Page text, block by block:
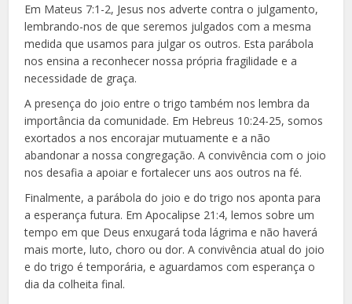
Em Mateus 7:1-2, Jesus nos adverte contra o julgamento,
lembrando-nos de que seremos julgados com a mesma
medida que usamos para julgar os outros. Esta parábola
nos ensina a reconhecer nossa própria fragilidade e a
necessidade de graça.
A presença do joio entre o trigo também nos lembra da
importância da comunidade. Em Hebreus 10:24-25, somos
exortados a nos encorajar mutuamente e a não
abandonar a nossa congregação. A convivência com o joio
nos desafia a apoiar e fortalecer uns aos outros na fé.
Finalmente, a parábola do joio e do trigo nos aponta para
a esperança futura. Em Apocalipse 21:4, lemos sobre um
tempo em que Deus enxugará toda lágrima e não haverá
mais morte, luto, choro ou dor. A convivência atual do joio
e do trigo é temporária, e aguardamos com esperança o
dia da colheita final.